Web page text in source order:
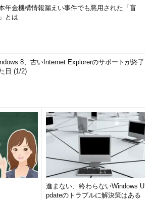
セキュ
化し
ザ
持って
ため
ォー
フェイ
、「
混乱し
2008
化さ
アウ
年金機構情報漏えい事件でも悪用された「盲
とは
8、古いInternet Explorerのサポートが終了
日 (1/2)
進まない、終わらないWindows U
pdateのトラブルに解決策はある